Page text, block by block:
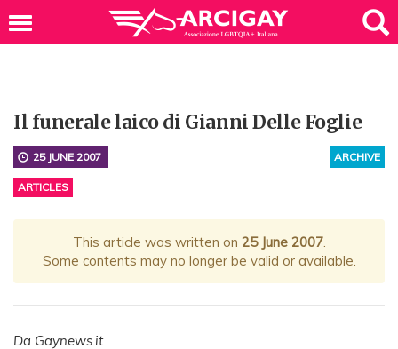
Il funerale laico di Gianni Delle Foglie
ARCHIVE
25 JUNE 2007
ARTICLES
This article was written on 25 June 2007.
Some contents may no longer be valid or available.
Da Gaynews.it